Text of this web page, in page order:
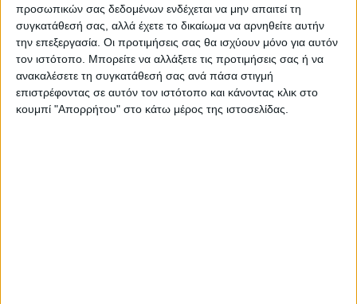
προσωπικών σας δεδομένων ενδέχεται να μην απαιτεί τη
συγκατάθεσή σας, αλλά έχετε το δικαίωμα να αρνηθείτε αυτήν
την επεξεργασία. Οι προτιμήσεις σας θα ισχύουν μόνο για αυτόν
τον ιστότοπο. Μπορείτε να αλλάξετε τις προτιμήσεις σας ή να
ανακαλέσετε τη συγκατάθεσή σας ανά πάσα στιγμή
επιστρέφοντας σε αυτόν τον ιστότοπο και κάνοντας κλικ στο
κουμπί "Απορρήτου" στο κάτω μέρος της ιστοσελίδας.
ανταποκριθεί σε τέτοια νούμερα»
συμπλήρωσε ο Πρόεδρος του ΤΟΕΒ
Τιτανίου.